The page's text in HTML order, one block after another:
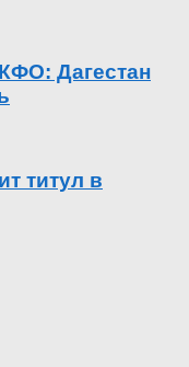
Дагестан
титул в